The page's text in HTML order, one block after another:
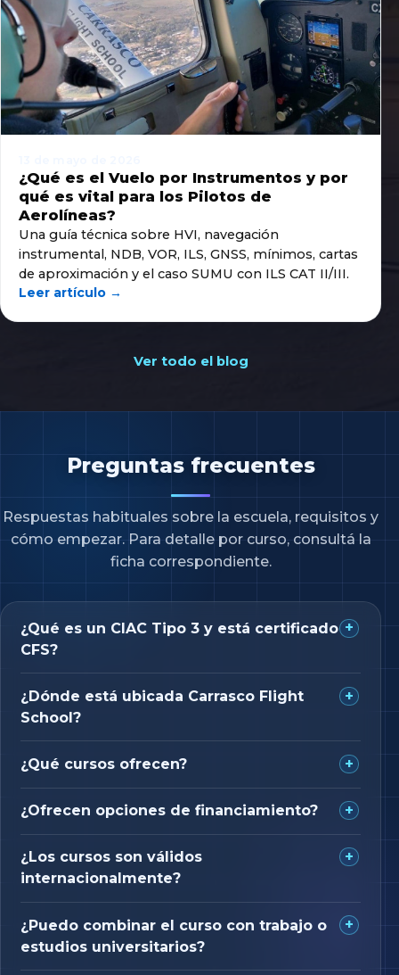
¿Qué es el Vuelo por Instrumentos y por
qué es vital para los Pilotos de
Aerolíneas?
Una guía técnica sobre HVI, navegación
instrumental, NDB, VOR, ILS, GNSS, mínimos, cartas
de aproximación y el caso SUMU con ILS CAT II/III.
Leer artículo →
Ver todo el blog
Preguntas frecuentes
Respuestas habituales sobre la escuela, requisitos y
cómo empezar. Para detalle por curso, consultá la
ficha correspondiente.
¿Qué es un CIAC Tipo 3 y está certificado
CFS?
¿Dónde está ubicada Carrasco Flight
School?
¿Qué cursos ofrecen?
¿Ofrecen opciones de financiamiento?
¿Los cursos son válidos
internacionalmente?
¿Puedo combinar el curso con trabajo o
estudios universitarios?